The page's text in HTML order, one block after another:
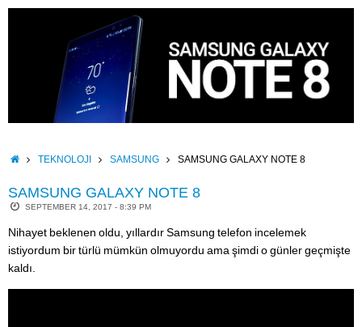
Skip
HOMETEKNOLOJI SAMSUNG SAMSUNG GALAXY NOTE 8
SAMSUNG GALAXY NOTE 8
SEPTEMBER 14, 2017 - 8:39 PM
Nihayet beklenen oldu, yıllardır Samsung telefon incelemek
istiyordum bir türlü mümkün olmuyordu ama şimdi o günler geçmişte
kaldı.